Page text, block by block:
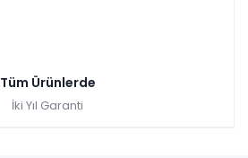
Tüm Ürünlerde
İki Yıl Garanti